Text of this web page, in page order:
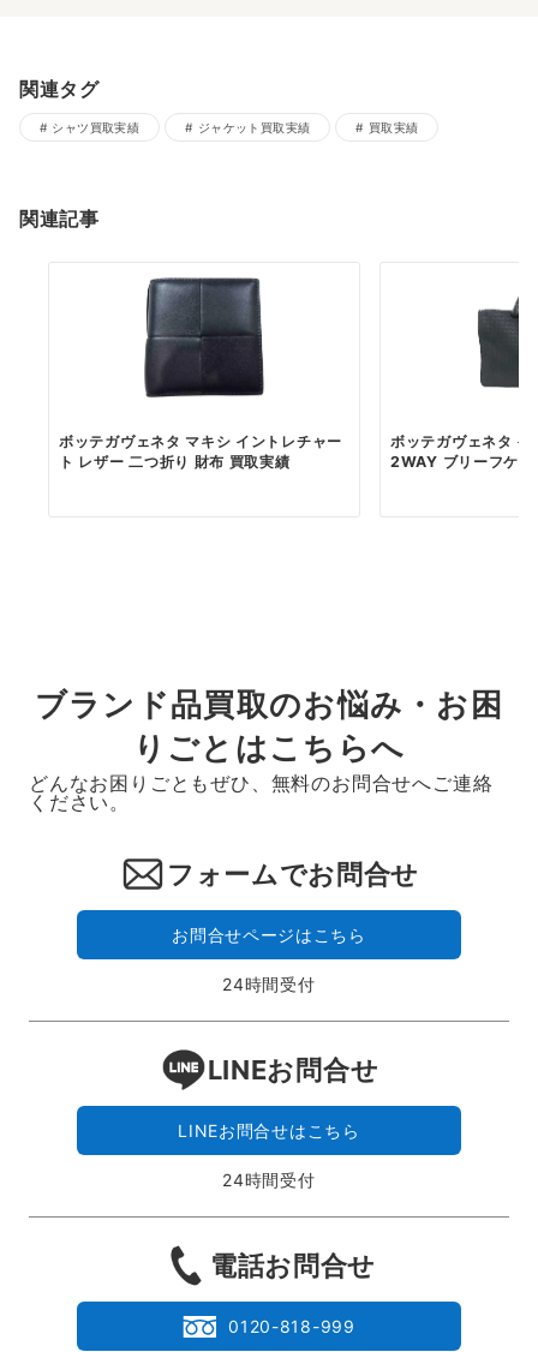
関連タグ
シャツ買取実績 ジャケット買取実績 買取実績
関連記事
ボッテガヴェネタ マキシ イントレチャー
ト レザー 二つ折り 財布 買取実績
ボッテガヴェネタ イ
2WAY ブリーフケー
ブランド品買取のお悩み・お困
りごとはこちらへ
どんなお困りごともぜひ、無料のお問合せへご連絡
ください。
フォームでお問合せ
お問合せページはこちら
24時間受付
LINEお問合せ
LINEお問合せはこちら
24時間受付
電話お問合せ
0120-818-999